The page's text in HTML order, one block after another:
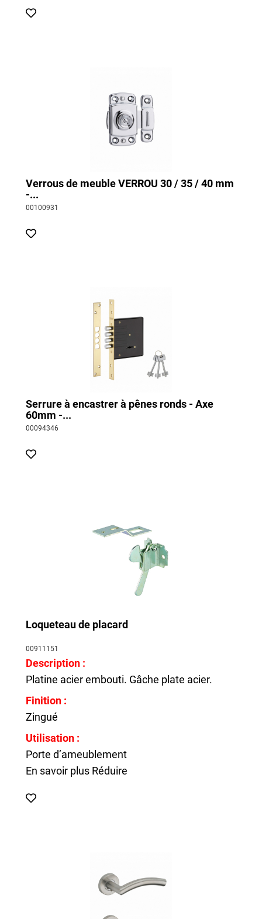
Verrous de meuble VERROU 30 / 35 / 40 mm
-...
00100931
Serrure à encastrer à pênes ronds - Axe
60mm -...
00094346
Loqueteau de placard
00911151
Description :
Platine acier embouti. Gâche plate acier.
Finition :
Zingué
Utilisation :
Porte d’ameublement
En savoir plus Réduire